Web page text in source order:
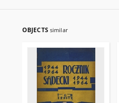
OBJECTS similar